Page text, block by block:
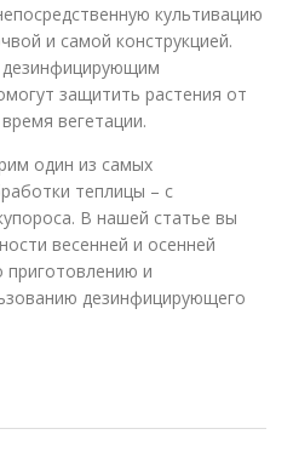
культивацию
и самой конструкцией.
защитить растения от
вегетации.
один из самых
теплицы – с
В нашей статье вы
весенней и осенней
приготовлению и
дезинфицирующего